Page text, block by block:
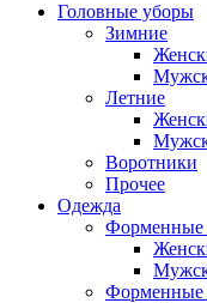
Головные уборы
Зимние
Летние
Воротники
Прочее
Одежда
Форменные
Форменные